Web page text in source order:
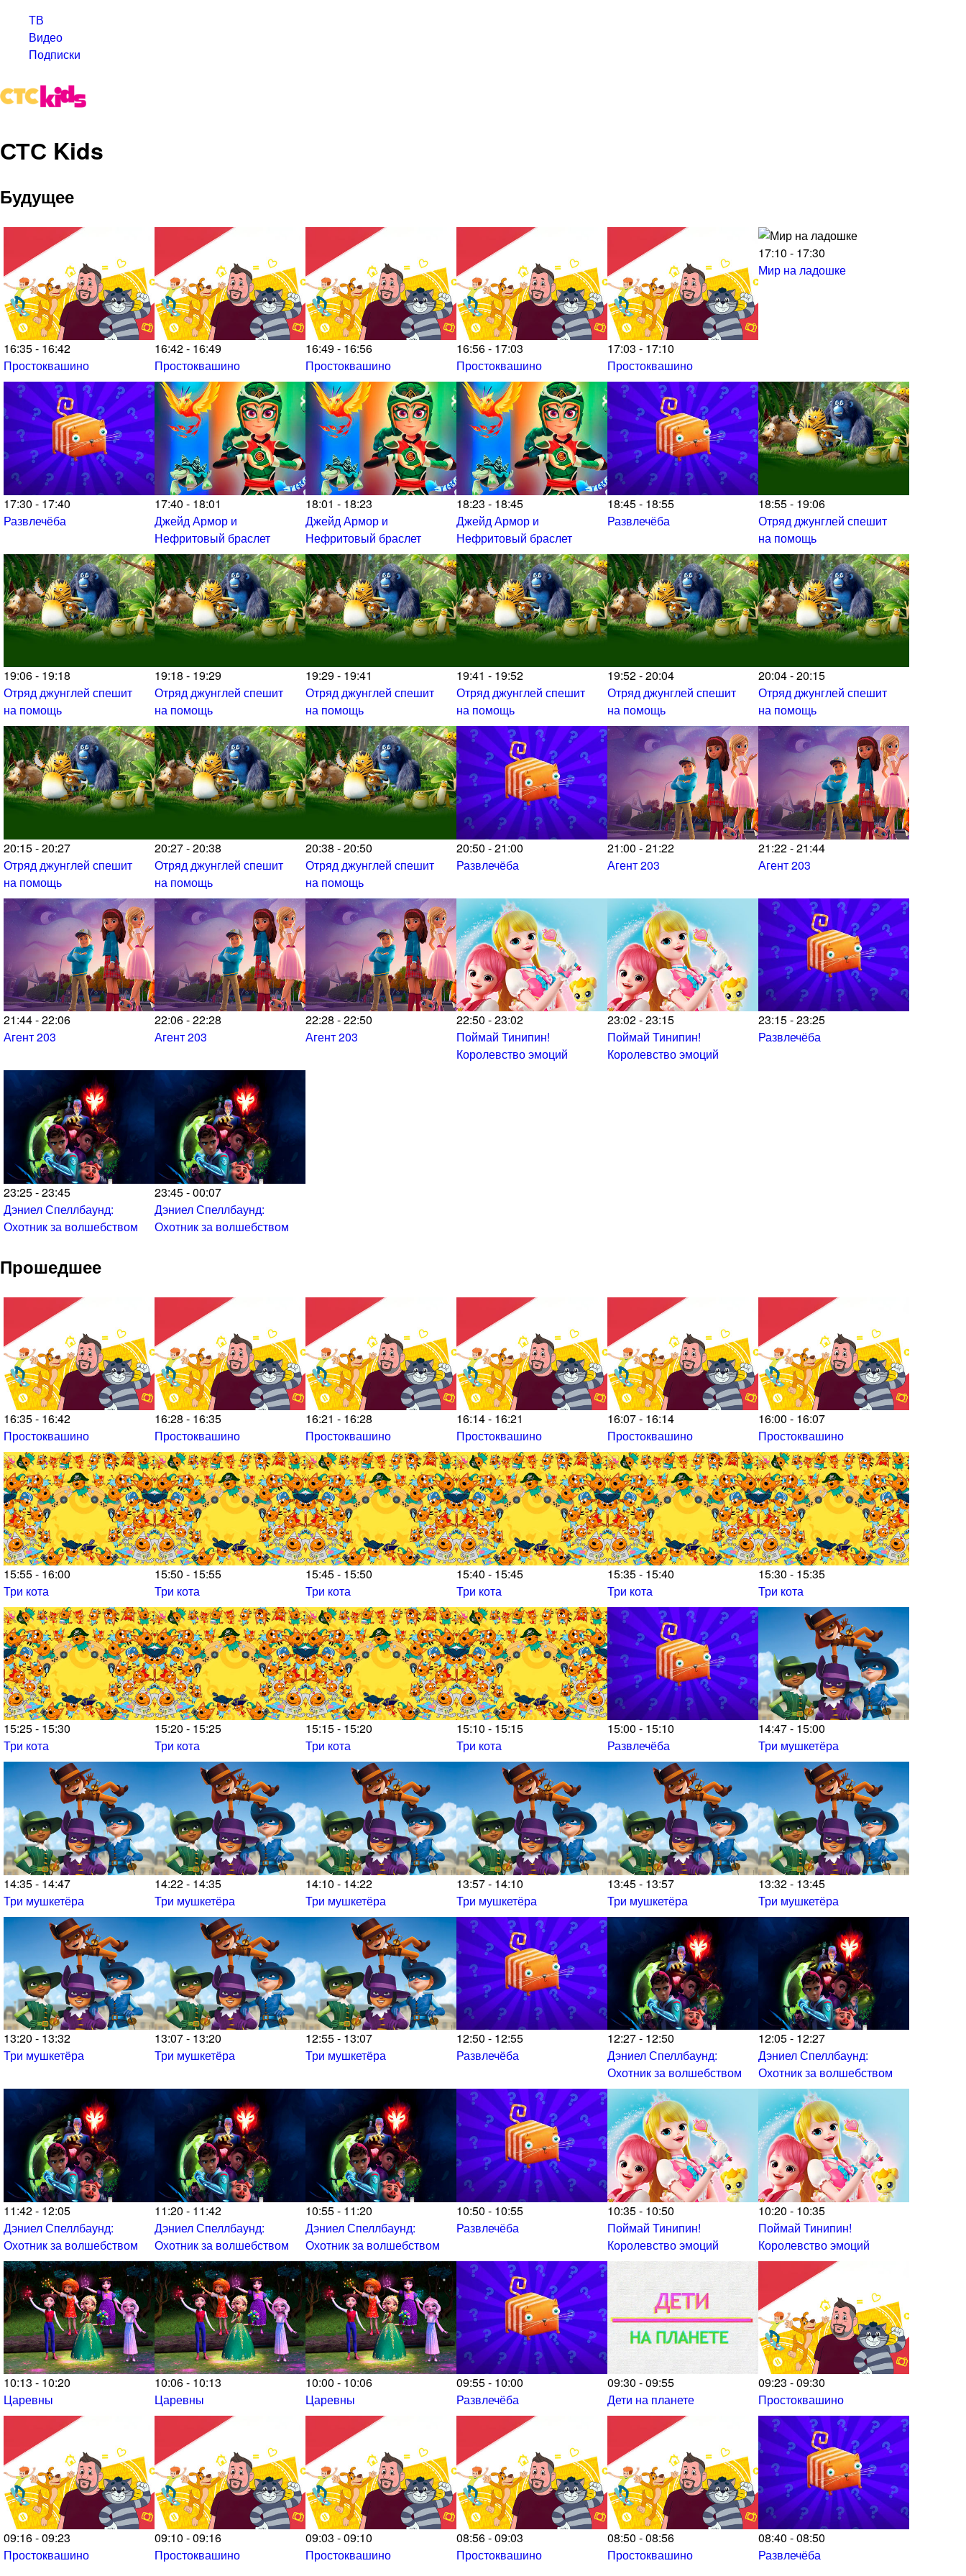
ТВ
Видео
Подписки
СТС Kids
Будущее
16:35 - 16:42
Простоквашино
16:42 - 16:49
Простоквашино
16:49 - 16:56
Простоквашино
16:56 - 17:03
Простоквашино
17:03 - 17:10
Простоквашино
17:10 - 17:30
Мир на ладошке
17:30 - 17:40
Развлечёба
17:40 - 18:01
Джейд Армор и
Нефритовый браслет
18:01 - 18:23
Джейд Армор и
Нефритовый браслет
18:23 - 18:45
Джейд Армор и
Нефритовый браслет
18:45 - 18:55
Развлечёба
18:55 - 19:06
Отряд джунглей спешит
на помощь
19:06 - 19:18
Отряд джунглей спешит
на помощь
19:18 - 19:29
Отряд джунглей спешит
на помощь
19:29 - 19:41
Отряд джунглей спешит
на помощь
19:41 - 19:52
Отряд джунглей спешит
на помощь
19:52 - 20:04
Отряд джунглей спешит
на помощь
20:04 - 20:15
Отряд джунглей спешит
на помощь
20:15 - 20:27
Отряд джунглей спешит
на помощь
20:27 - 20:38
Отряд джунглей спешит
на помощь
20:38 - 20:50
Отряд джунглей спешит
на помощь
20:50 - 21:00
Развлечёба
21:00 - 21:22
Агент 203
21:22 - 21:44
Агент 203
21:44 - 22:06
Агент 203
22:06 - 22:28
Агент 203
22:28 - 22:50
Агент 203
22:50 - 23:02
Поймай Тинипин!
Королевство эмоций
23:02 - 23:15
Поймай Тинипин!
Королевство эмоций
23:15 - 23:25
Развлечёба
23:25 - 23:45
Дэниел Спеллбаунд:
Охотник за волшебством
23:45 - 00:07
Дэниел Спеллбаунд:
Охотник за волшебством
Прошедшее
16:35 - 16:42
Простоквашино
16:28 - 16:35
Простоквашино
16:21 - 16:28
Простоквашино
16:14 - 16:21
Простоквашино
16:07 - 16:14
Простоквашино
16:00 - 16:07
Простоквашино
15:55 - 16:00
Три кота
15:50 - 15:55
Три кота
15:45 - 15:50
Три кота
15:40 - 15:45
Три кота
15:35 - 15:40
Три кота
15:30 - 15:35
Три кота
15:25 - 15:30
Три кота
15:20 - 15:25
Три кота
15:15 - 15:20
Три кота
15:10 - 15:15
Три кота
15:00 - 15:10
Развлечёба
14:47 - 15:00
Три мушкетёра
14:35 - 14:47
Три мушкетёра
14:22 - 14:35
Три мушкетёра
14:10 - 14:22
Три мушкетёра
13:57 - 14:10
Три мушкетёра
13:45 - 13:57
Три мушкетёра
13:32 - 13:45
Три мушкетёра
13:20 - 13:32
Три мушкетёра
13:07 - 13:20
Три мушкетёра
12:55 - 13:07
Три мушкетёра
12:50 - 12:55
Развлечёба
12:27 - 12:50
Дэниел Спеллбаунд:
Охотник за волшебством
12:05 - 12:27
Дэниел Спеллбаунд:
Охотник за волшебством
11:42 - 12:05
Дэниел Спеллбаунд:
Охотник за волшебством
11:20 - 11:42
Дэниел Спеллбаунд:
Охотник за волшебством
10:55 - 11:20
Дэниел Спеллбаунд:
Охотник за волшебством
10:50 - 10:55
Развлечёба
10:35 - 10:50
Поймай Тинипин!
Королевство эмоций
10:20 - 10:35
Поймай Тинипин!
Королевство эмоций
10:13 - 10:20
Царевны
10:06 - 10:13
Царевны
10:00 - 10:06
Царевны
09:55 - 10:00
Развлечёба
09:30 - 09:55
Дети на планете
09:23 - 09:30
Простоквашино
09:16 - 09:23
Простоквашино
09:10 - 09:16
Простоквашино
09:03 - 09:10
Простоквашино
08:56 - 09:03
Простоквашино
08:50 - 08:56
Простоквашино
08:40 - 08:50
Развлечёба